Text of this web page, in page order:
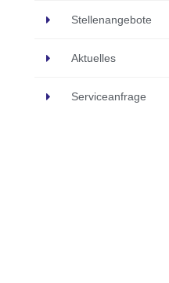
Stellenangebote
Aktuelles
Serviceanfrage